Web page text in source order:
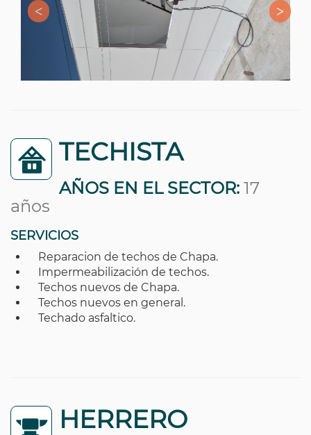
TECHISTA
AÑOS EN EL SECTOR: 17
años
SERVICIOS
Reparacion de techos de Chapa.
Impermeabilización de techos.
Techos nuevos de Chapa.
Techos nuevos en general.
Techado asfaltico.
HERRERO